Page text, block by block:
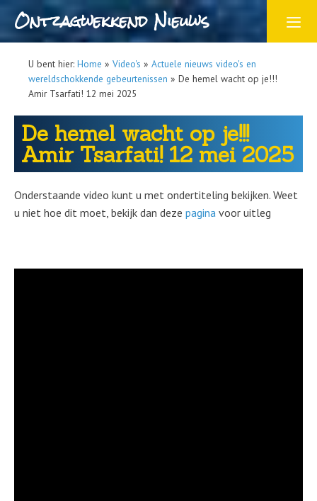
Ontzagwekkend Nieuws
U bent hier: Home » Video's » Actuele nieuws video's en
wereldschokkende gebeurtenissen » De hemel wacht op je!!!
Amir Tsarfati! 12 mei 2025
De hemel wacht op je!!!
Amir Tsarfati! 12 mei 2025
Onderstaande video kunt u met ondertiteling bekijken. Weet
u niet hoe dit moet, bekijk dan deze pagina voor uitleg